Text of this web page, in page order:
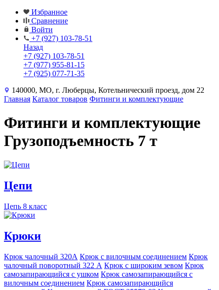
Избранное
Сравнение
Войти
+7 (927) 103-78-51
Назад
+7 (927) 103-78-51
+7 (977) 955-81-15
+7 (925) 077-71-35
140000, МО, г. Люберцы, Котельнический проезд, дом 22
Главная Каталог товаров Фитинги и комплектующие
Фитинги и комплектующие
Грузоподъемность 7 т
Цепи
Цепь 8 класс
Крюки
Крюк чалочный 320А Крюк с вилочным соединением Крюк
чалочный поворотный 322 А Крюк с широким зевом Крюк
самозапирающийся с ушком Крюк самозапирающийся с
вилочным соединением Крюк самозапирающийся